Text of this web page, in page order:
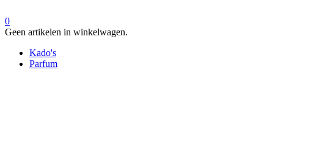
0
Geen artikelen in winkelwagen.
Kado's
Parfum